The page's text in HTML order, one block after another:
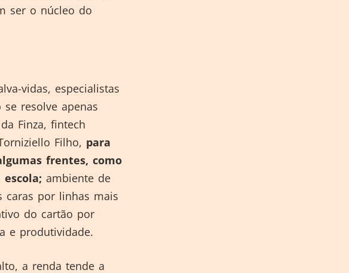
ser o núcleo do
vidas, especialistas
resolve apenas
Finza, fintech
Filho, para
frentes, como
ambiente de
caras por linhas mais
do cartão por
e produtividade.
a renda tende a